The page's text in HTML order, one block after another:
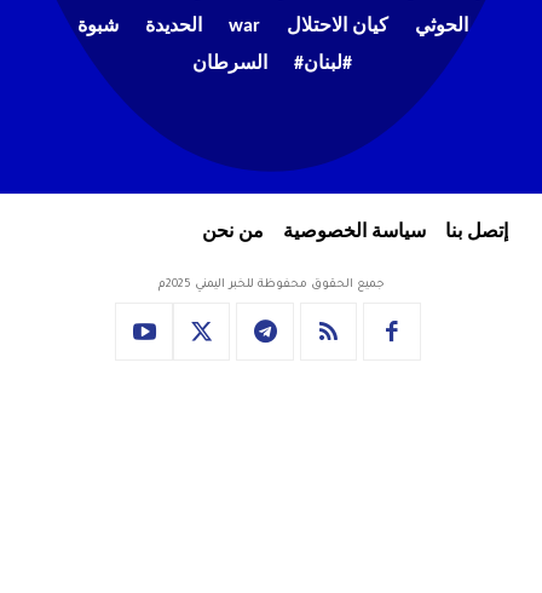
الحوثي
كيان الاحتلال war الحديدة
شبوة
#لبنان#
السرطان
إتصل بنا سياسة الخصوصية من نحن
جميع الحقوق محفوظة للخبر اليمني 2025م